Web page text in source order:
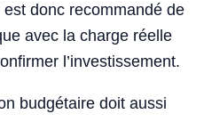
donc recommandé de
avec la charge réelle
l’investissement.
budgétaire doit aussi